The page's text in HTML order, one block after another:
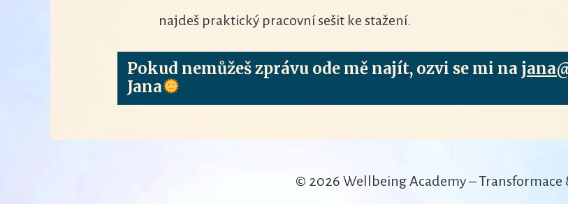
najdeš praktický pracovní sešit ke stažení.
Pokud nemůžeš zprávu ode mě najít, ozvi se mi na
Jana
© 2026 Wellbeing Academy – Transformace